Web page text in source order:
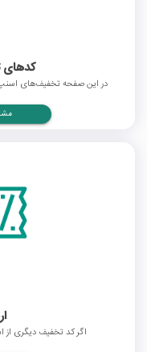
کدهای
در این صفحه تخفیف‌های اسنپ
اگر کد تخفیف دیگری از